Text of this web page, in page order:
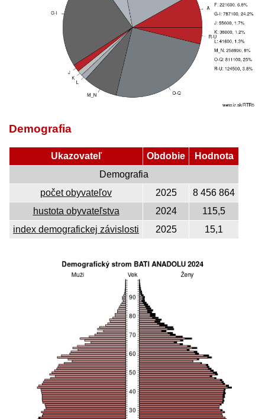
Demografia
Ukazovateľ Obdobie
Hodnota
Demografia
počet obyvateľov
2025
8 456 864
hustota obyvateľstva
2024
115,5
index demografickej závislosti
2025 15,1